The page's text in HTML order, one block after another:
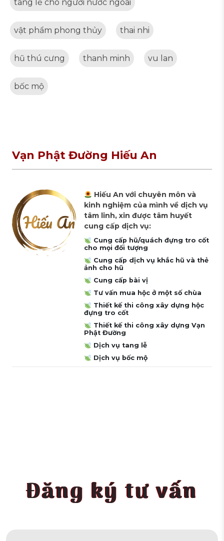
tang lễ cho người nước ngoài
vật phẩm phong thủy thai nhi
hũ thú cưng thanh minh vu lan
bốc mộ
Vạn Phật Đường Hiếu An
Hiếu An với chuyên môn và
kinh nghiệm của mình về dịch vụ
tâm linh, xin được tâm huyết
cung cấp dịch vụ:
Cung cấp hũ/quách đựng tro cốt
cho mọi đối tượng
Cung cấp dịch vụ khắc hũ và thẻ
ảnh cho hũ
Cung cấp bài vị
Tư vấn mua hộc ở một số chùa
Thiết kế thi công xây dựng hộc
đựng tro cốt
Thiết kế thi công xây dựng Vạn
Phật Đường
Dịch vụ tang lễ
Dịch vụ bốc mộ
Đăng ký tư vấn